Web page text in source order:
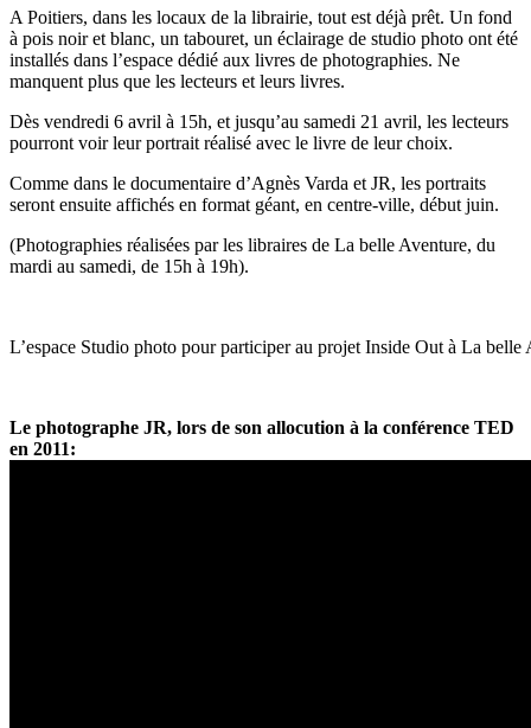
A Poitiers, dans les locaux de la librairie, tout est déjà prêt. Un fond
à pois noir et blanc, un tabouret, un éclairage de studio photo ont été
installés dans l’espace dédié aux livres de photographies. Ne
manquent plus que les lecteurs et leurs livres.
Dès vendredi 6 avril à 15h, et jusqu’au samedi 21 avril, les lecteurs
pourront voir leur portrait réalisé avec le livre de leur choix.
Comme dans le documentaire d’Agnès Varda et JR, les portraits
seront ensuite affichés en format géant, en centre-ville, début juin.
(Photographies réalisées par les libraires de La belle Aventure, du
mardi au samedi, de 15h à 19h).
L’espace Studio photo pour participer au projet Inside Out à La belle
Le photographe JR, lors de son allocution à la conférence TED
en 2011: